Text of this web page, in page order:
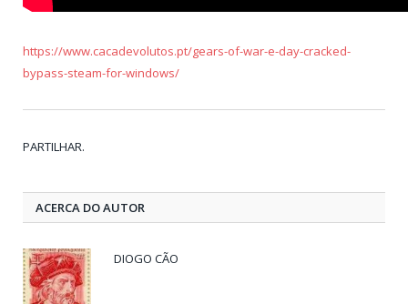
https://www.cacadevolutos.pt/gears-of-war-e-day-cracked-
bypass-steam-for-windows/
PARTILHAR.
ACERCA DO AUTOR
DIOGO CÃO